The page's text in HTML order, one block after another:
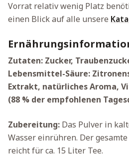
Vorrat relativ wenig Platz
einen Blick auf alle unsere
Zutaten: Zucker,
Lebensmittel-Säure:
Extrakt, natürliches Aroma,
(88 % der empfohlenen
Zubereitung: Das Pulver in
Wasser einrühren. Der
reicht für ca. 15 Liter Tee.